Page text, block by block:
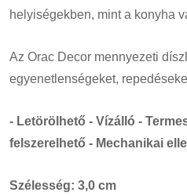
helyiségekben, mint a konyha
Az Orac Decor mennyezeti
egyenetlenségeket,
- Letörölhető - Vízálló -
felszerelhető - Mechanikai
Szélesség: 3,0 cm